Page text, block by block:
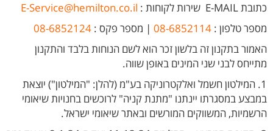
כתובת E-MAIL
שירות לקוחות :
E-Service@hemilton.co.il
מספר טלפון : 08-6852114 | מספר פקס : 08-6852124
האמור בתקנון זה בלשון זכר הוא לשם הנוחות בלבד והתקנון
מתייחס לבני שני המינים באופן שווה.
1. המילטון חשמל ואלקטרוניקה בע"מ (להלן: "המילטון") יוצאת
במבצע במסגרתו יינתנו "מתנת קניה" לרוכשים בחנויות שיאומי
הרשמיות, המשווקים המורשים ובאתר שיאומי ישראל.